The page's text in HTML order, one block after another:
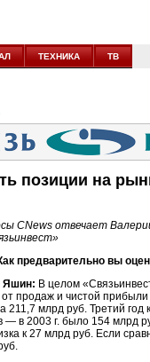
новых
ТЕХНИКА ТВ
позиции на
CNews отвечает
предварительно вы
Яшин: В целом
продаж и чистой
211,7 млрд руб. Третий
— в 2003 г. было 154 млрд
к 27 млрд руб. Если